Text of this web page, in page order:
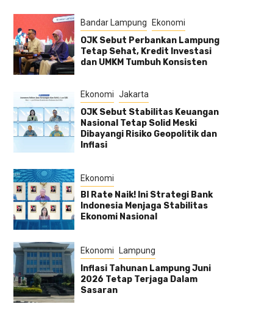
Bandar Lampung Ekonomi
OJK Sebut Perbankan Lampung
Tetap Sehat, Kredit Investasi
dan UMKM Tumbuh Konsisten
Ekonomi Jakarta
OJK Sebut Stabilitas Keuangan
Nasional Tetap Solid Meski
Dibayangi Risiko Geopolitik dan
Inflasi
Ekonomi
BI Rate Naik! Ini Strategi Bank
Indonesia Menjaga Stabilitas
Ekonomi Nasional
Ekonomi Lampung
Inflasi Tahunan Lampung Juni
2026 Tetap Terjaga Dalam
Sasaran